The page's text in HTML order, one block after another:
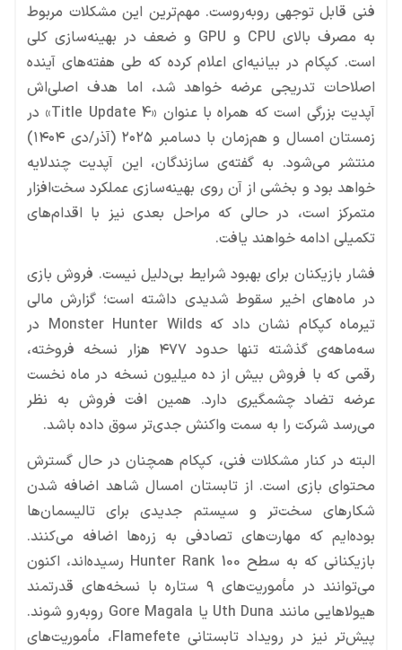
فنی قابل توجهی روبه‌روست. مهم‌ترین این مشکلات مربوط
به مصرف بالای CPU و GPU و ضعف در بهینه‌سازی کلی
است. کپکام در بیانیه‌ای اعلام کرده که طی هفته‌های آینده
اصلاحات تدریجی عرضه خواهد شد، اما هدف اصلی‌اش
آپدیت بزرگی است که همراه با عنوان «Title Update 4» در
زمستان امسال و هم‌زمان با دسامبر ۲۰۲۵ (آذر/دی ۱۴۰۴)
منتشر می‌شود. به گفته‌ی سازندگان، این آپدیت چندلایه
خواهد بود و بخشی از آن روی بهینه‌سازی عملکرد سخت‌افزار
متمرکز است، در حالی که مراحل بعدی نیز با اقدام‌های
تکمیلی ادامه خواهند یافت.
فشار بازیکنان برای بهبود شرایط بی‌دلیل نیست. فروش بازی
در ماه‌های اخیر سقوط شدیدی داشته است؛ گزارش مالی
تیرماه کپکام نشان داد که Monster Hunter Wilds در
سه‌ماهه‌ی گذشته تنها حدود ۴۷۷ هزار نسخه فروخته،
رقمی که با فروش بیش از ده میلیون نسخه در ماه نخست
عرضه تضاد چشمگیری دارد. همین افت فروش به نظر
می‌رسد شرکت را به سمت واکنش جدی‌تر سوق داده باشد.
البته در کنار مشکلات فنی، کپکام همچنان در حال گسترش
محتوای بازی است. از تابستان امسال شاهد اضافه شدن
شکارهای سخت‌تر و سیستم جدیدی برای تالیسمان‌ها
بوده‌ایم که مهارت‌های تصادفی به زره‌ها اضافه می‌کنند.
بازیکنانی که به سطح Hunter Rank 100 رسیده‌اند، اکنون
می‌توانند در مأموریت‌های ۹ ستاره با نسخه‌های قدرتمند
هیولاهایی مانند Uth Duna یا Gore Magala روبه‌رو شوند.
پیش‌تر نیز در رویداد تابستانی Flamefete، مأموریت‌های